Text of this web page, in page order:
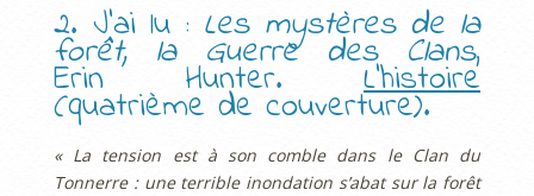
2. J’ai lu : Les mystères de la
forêt, la Guerre des Clans,
Erin Hunter.L’histoire
(quatrième de couverture).
« La tension est à son comble dans le Clan du
Tonnerre : une terrible inondation s’abat sur la forêt